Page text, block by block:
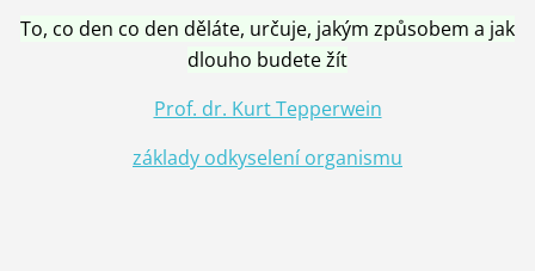
To, co den co den děláte, určuje, jakým způsobem a jak
dlouho budete žít
Prof. dr. Kurt Tepperwein
základy odkyselení organismu